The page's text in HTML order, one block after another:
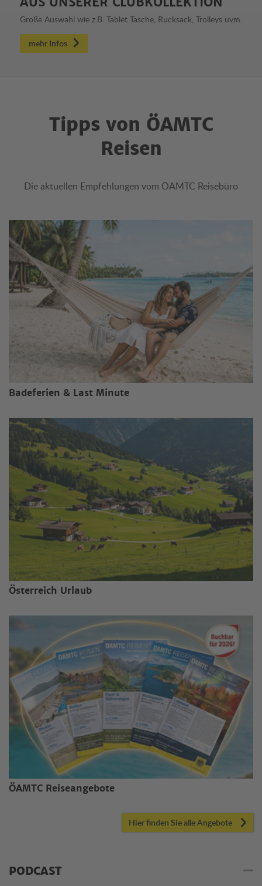
Große Auswahl wie z.B. Tablet Tasche, Rucksack, Trolleys uvm.
mehr Infos
Tipps von ÖAMTC
Reisen
Die aktuellen Empfehlungen vom ÖAMTC Reisebüro
Badeferien & Last Minute
Österreich Urlaub
ÖAMTC Reiseangebote
Hier finden Sie alle Angebote
PODCAST